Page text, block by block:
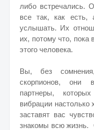
либо встречались.
все так, как
услышать. Их
их, потому что,
этого человека.
Вы, без
скорпионов, они
партнеры,
вибрации
заставят вас
знакомы всю жизнь.